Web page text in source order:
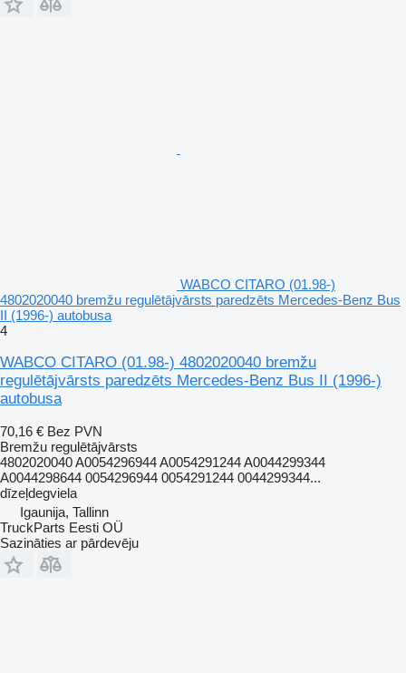
WABCO CITARO (01.98-)
4802020040 bremžu regulētājvārsts paredzēts Mercedes-Benz Bus
II (1996-) autobusa
4
WABCO CITARO (01.98-) 4802020040 bremžu
regulētājvārsts paredzēts Mercedes-Benz Bus II (1996-)
autobusa
70,16 € Bez PVN
Bremžu regulētājvārsts
4802020040 A0054296944 A0054291244 A0044299344
A0044298644 0054296944 0054291244 0044299344...
dīzeļdegviela
Igaunija, Tallinn
TruckParts Eesti OÜ
Sazināties ar pārdevēju